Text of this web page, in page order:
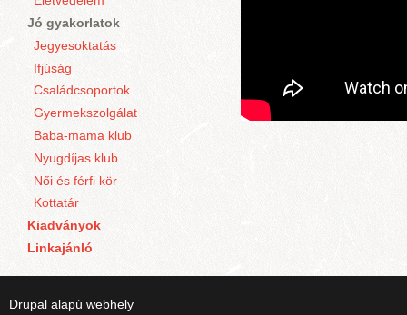
Jó gyakorlatok
Jegyesoktatás
Ifjúság
Családcsoportok
Gyermekszolgálat
Baba-mama klub
Nyugdíjas klub
Női és férfi kör
Kottatár
Kiadványok
Linkajánló
Drupal alapú webhely